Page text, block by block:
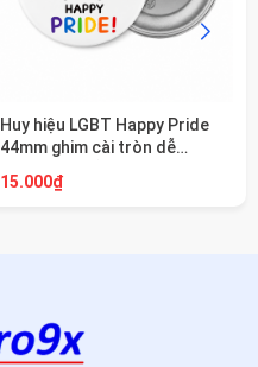
Huy hiệu LGBT Happy Pride
44mm ghim cài tròn dễ
15.000₫